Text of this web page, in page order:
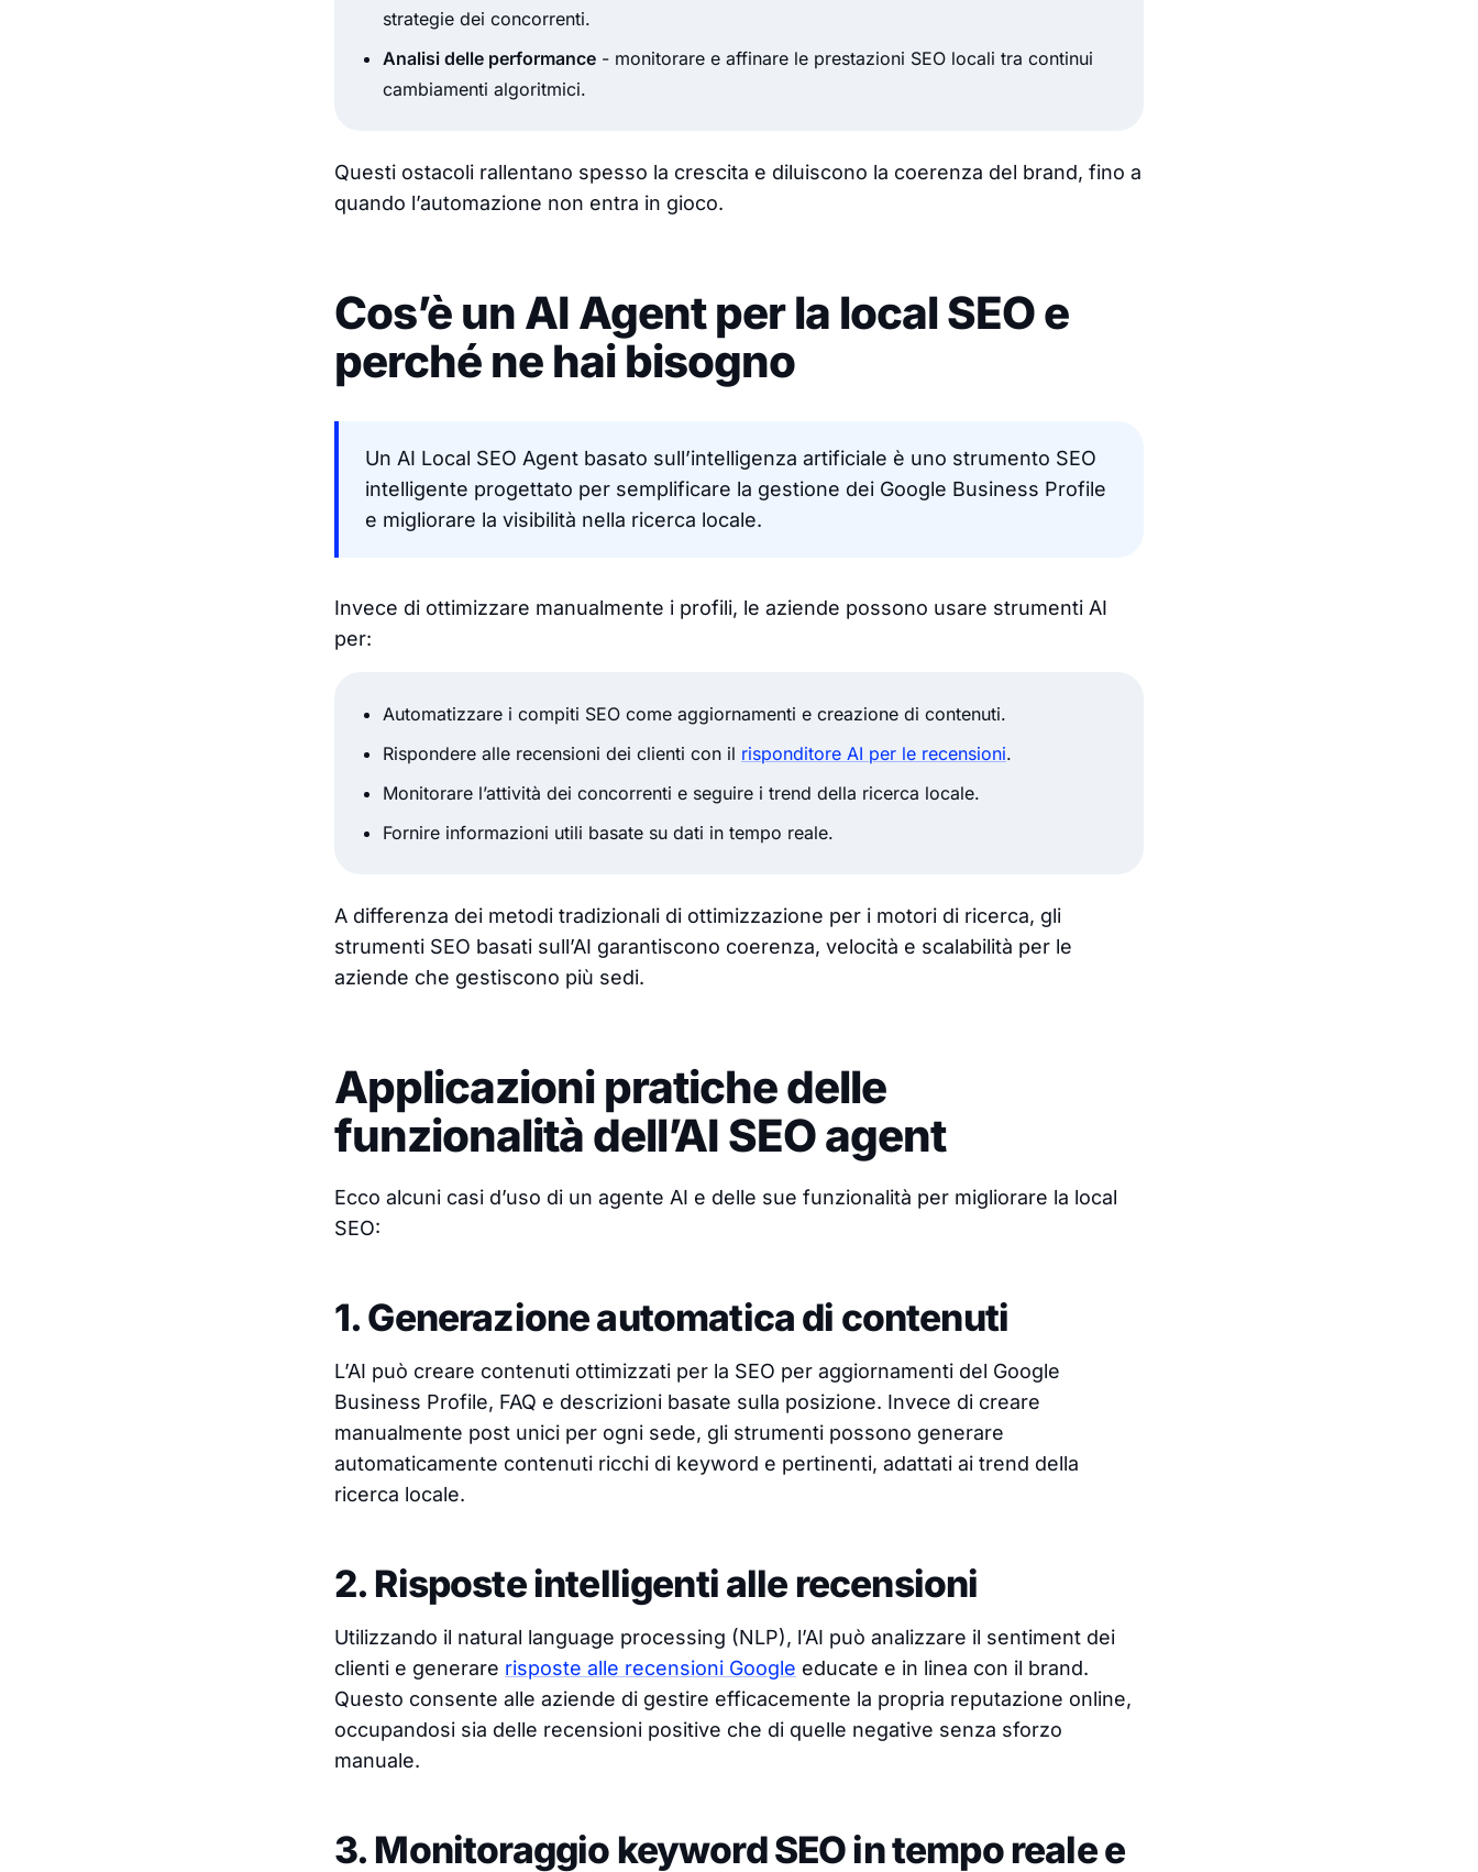
strategie dei concorrenti.
Analisi delle performance - monitorare e affinare le prestazioni SEO locali tra continui
cambiamenti algoritmici.
Questi ostacoli rallentano spesso la crescita e diluiscono la coerenza del brand, fino a
quando l’automazione non entra in gioco.
Cos’è un AI Agent per la local SEO e
perché ne hai bisogno
Un AI Local SEO Agent basato sull’intelligenza artificiale è uno strumento SEO
intelligente progettato per semplificare la gestione dei Google Business Profile
e migliorare la visibilità nella ricerca locale.
Invece di ottimizzare manualmente i profili, le aziende possono usare strumenti AI
per:
Automatizzare i compiti SEO come aggiornamenti e creazione di contenuti.
Rispondere alle recensioni dei clienti con il risponditore AI per le recensioni.
Monitorare l’attività dei concorrenti e seguire i trend della ricerca locale.
Fornire informazioni utili basate su dati in tempo reale.
A differenza dei metodi tradizionali di ottimizzazione per i motori di ricerca, gli
strumenti SEO basati sull’AI garantiscono coerenza, velocità e scalabilità per le
aziende che gestiscono più sedi.
Applicazioni pratiche delle
funzionalità dell’AI SEO agent
Ecco alcuni casi d’uso di un agente AI e delle sue funzionalità per migliorare la local
SEO:
1. Generazione automatica di contenuti
L’AI può creare contenuti ottimizzati per la SEO per aggiornamenti del Google
Business Profile, FAQ e descrizioni basate sulla posizione. Invece di creare
manualmente post unici per ogni sede, gli strumenti possono generare
automaticamente contenuti ricchi di keyword e pertinenti, adattati ai trend della
ricerca locale.
2. Risposte intelligenti alle recensioni
Utilizzando il natural language processing (NLP), l’AI può analizzare il sentiment dei
clienti e generare risposte alle recensioni Google educate e in linea con il brand.
Questo consente alle aziende di gestire efficacemente la propria reputazione online,
occupandosi sia delle recensioni positive che di quelle negative senza sforzo
manuale.
3. Monitoraggio keyword SEO in tempo reale e